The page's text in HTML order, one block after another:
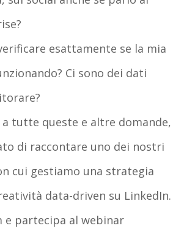
esattamente se la mia
Ci sono dei dati
tutte queste e altre domande,
di raccontare uno dei nostri
cui gestiamo una strategia
data-driven su LinkedIn.
e partecipa al webinar